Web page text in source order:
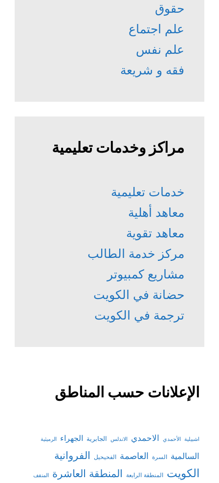
حقوق
علم اجتماع
علم نفس
فقه و شريعة
مراكز وخدمات تعليمية
خدمات تعليمية
معاهد أهلية
معاهد تقوية
مركز خدمة الطالب
مشاريع كمبيوتر
حضانة في الكويت
ترجمة في الكويت
الإعلانات حسب المناطق
اشبيلية الأحمدي الاحمدي الاندلس الجابرية الجهراء الرميثية
السالمية السرة العاصمة الفحيحيل الفروانية
الكويت المنطقة الرابعة المنطقة العاشرة المنقف